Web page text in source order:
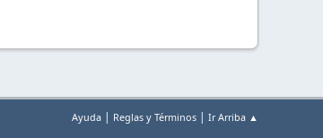
Ayuda | Reglas y Términos | Ir Arriba ▲